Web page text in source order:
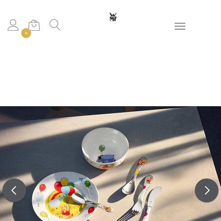
Toggle navigation
0